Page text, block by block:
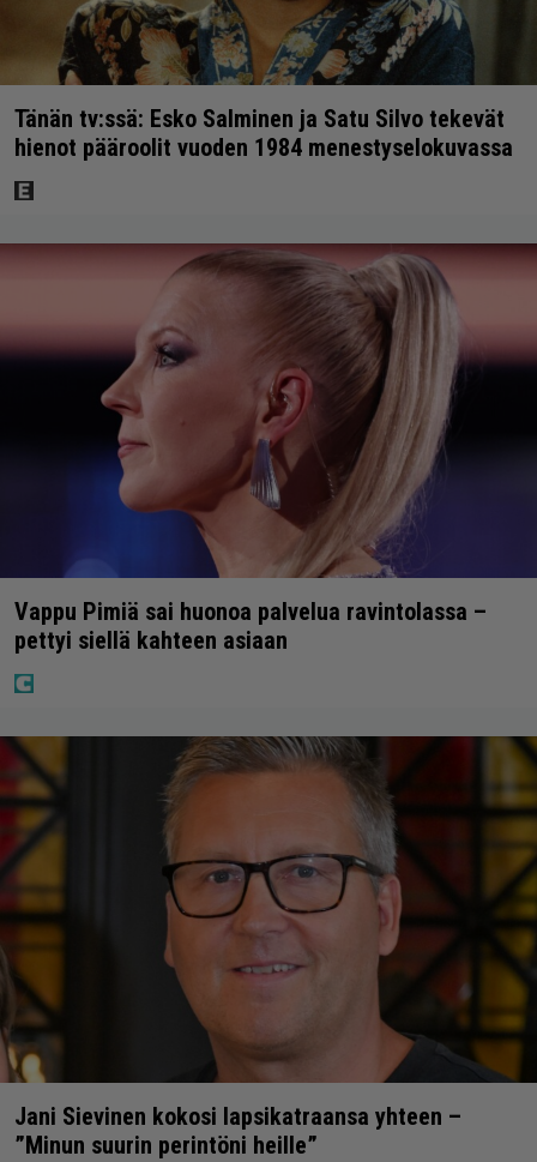
Tänän tv:ssä: Esko Salminen ja Satu Silvo tekevät
hienot pääroolit vuoden 1984 menestyselokuvassa
Vappu Pimiä sai huonoa palvelua ravintolassa –
pettyi siellä kahteen asiaan
Jani Sievinen kokosi lapsikatraansa yhteen –
”Minun suurin perintöni heille”